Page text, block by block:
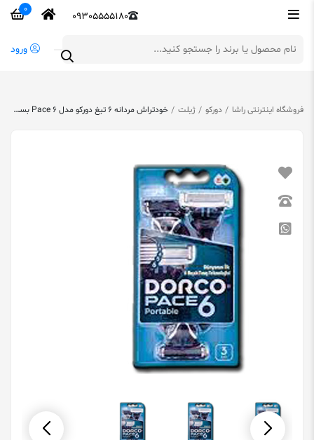
09305555180
0
ورود
فروشگاه اینترنتی راشا دورکو ژیلت خودتراش مردانه ۶ تیغ دورکو مدل Pace 6 بسته ۳ عددی